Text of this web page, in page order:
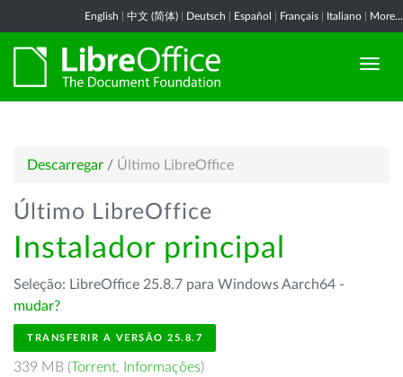
English 中文 (简体) Deutsch Español Français Italiano More...
Descarregar / Último LibreOffice
Último LibreOffice
Instalador principal
Seleção: LibreOffice 25.8.7 para Windows Aarch64 -
mudar?
TRANSFERIR A VERSÃO 25.8.7
339 MB (Torrent, Informações)